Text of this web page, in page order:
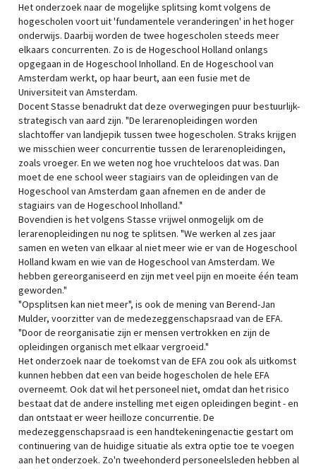
Het onderzoek naar de mogelijke splitsing komt volgens de
hogescholen voort uit 'fundamentele veranderingen' in het hoger
onderwijs. Daarbij worden de twee hogescholen steeds meer
elkaars concurrenten. Zo is de Hogeschool Holland onlangs
opgegaan in de Hogeschool Inholland. En de Hogeschool van
Amsterdam werkt, op haar beurt, aan een fusie met de
Universiteit van Amsterdam.
Docent Stasse benadrukt dat deze overwegingen puur bestuurlijk-
strategisch van aard zijn. "De lerarenopleidingen worden
slachtoffer van landjepik tussen twee hogescholen. Straks krijgen
we misschien weer concurrentie tussen de lerarenopleidingen,
zoals vroeger. En we weten nog hoe vruchteloos dat was. Dan
moet de ene school weer stagiairs van de opleidingen van de
Hogeschool van Amsterdam gaan afnemen en de ander de
stagiairs van de Hogeschool Inholland."
Bovendien is het volgens Stasse vrijwel onmogelijk om de
lerarenopleidingen nu nog te splitsen. "We werken al zes jaar
samen en weten van elkaar al niet meer wie er van de Hogeschool
Holland kwam en wie van de Hogeschool van Amsterdam. We
hebben gereorganiseerd en zijn met veel pijn en moeite één team
geworden."
"Opsplitsen kan niet meer", is ook de mening van Berend-Jan
Mulder, voorzitter van de medezeggenschapsraad van de EFA.
"Door de reorganisatie zijn er mensen vertrokken en zijn de
opleidingen organisch met elkaar vergroeid."
Het onderzoek naar de toekomst van de EFA zou ook als uitkomst
kunnen hebben dat een van beide hogescholen de hele EFA
overneemt. Ook dat wil het personeel niet, omdat dan het risico
bestaat dat de andere instelling met eigen opleidingen begint - en
dan ontstaat er weer heilloze concurrentie. De
medezeggenschapsraad is een handtekeningenactie gestart om
continuering van de huidige situatie als extra optie toe te voegen
aan het onderzoek. Zo'n tweehonderd personeelsleden hebben al